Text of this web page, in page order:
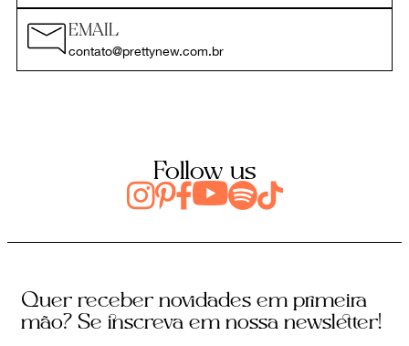
EMAIL
contato@prettynew.com.br
Follow us
Quer receber novidades em primeira
mão? Se inscreva em nossa newsletter!